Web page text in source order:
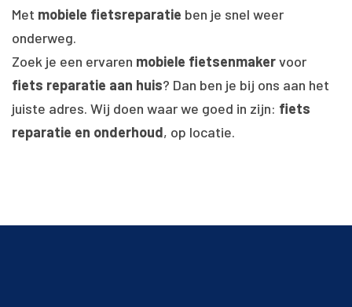
Met mobiele fietsreparatie ben je snel weer
onderweg.
Zoek je een ervaren mobiele fietsenmakervoor
fiets reparatie aan huis? Dan ben je bij ons aan het
juiste adres. Wij doen waar we goed in zijn: fiets
reparatie en onderhoud, op locatie.